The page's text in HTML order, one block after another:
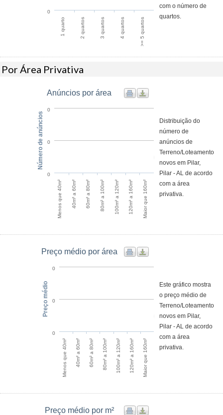
1 quarto 2 quartos 3 quartos 4 quartos >= 5 quartos
0
com o número de
quartos.
Por Área Privativa
Anúncios por área
Menos que 40m² 40m² a 60m² 60m² a 80m² 80m² a 100m² 100m² a 120m² 120m² a 160m² Maior que 160m²
0
0
0
Número de anúncios
Distribuição do
número de
anúncios de
Terreno/Loteamento
novos em Pilar,
Pilar - AL de acordo
com a área
privativa.
Preço médio por área
Menos que 40m² 40m² a 60m² 60m² a 80m² 80m² a 100m² 100m² a 120m² 120m² a 160m² Maior que 160m²
0
0
0
Preço médio
Este gráfico mostra
o preço médio de
Terreno/Loteamento
novos em Pilar,
Pilar - AL de acordo
com a área
privativa.
Preço médio por m²